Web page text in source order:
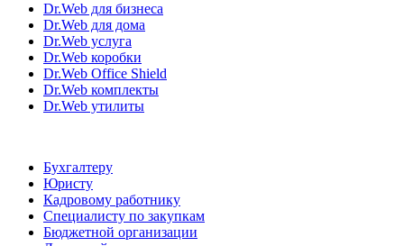
Dr.Web для бизнеса
Dr.Web для дома
Dr.Web услуга
Dr.Web коробки
Dr.Web Office Shield
Dr.Web комплекты
Dr.Web утилиты
Бухгалтеру
Юристу
Кадровому работнику
Специалисту по закупкам
Бюджетной организации